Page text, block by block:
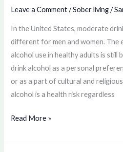
Leave a Comment /Sober living/
In the United States, moderate
different for men and women. The
alcohol use in healthy adults is still
drink alcohol as a personal
or as a part of cultural and
alcohol is a health risk regardless
alcohol
is
safe
for
our
health
Read More »